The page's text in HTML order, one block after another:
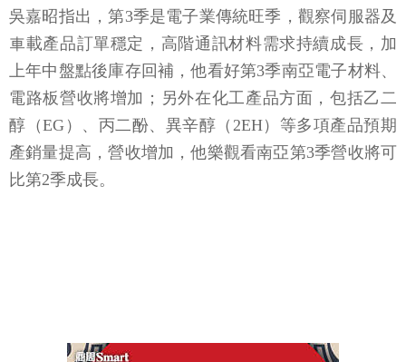
吳嘉昭指出，第3季是電子業傳統旺季，觀察伺服器及
車載產品訂單穩定，高階通訊材料需求持續成長，加
上年中盤點後庫存回補，他看好第3季南亞電子材料、
電路板營收將增加；另外在化工產品方面，包括乙二
醇（EG）、丙二酚、異辛醇（2EH）等多項產品預期
產銷量提高，營收增加，他樂觀看南亞第3季營收將可
比第2季成長。